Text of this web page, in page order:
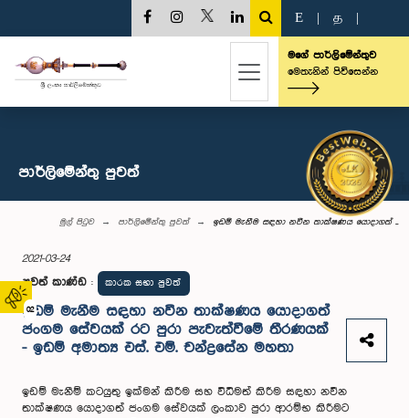
02
E த
මගේ පාර්ලිමේන්තුව
මෙතැනින් පිවිසෙන්න
පාර්ලි‌මේන්තු පුවත්
මුල් පිටුව පාර්ලි‌මේන්තු පුවත් ඉඩම් මැනීම සඳහා නවීන තාක්ෂණය යොදාගත් ...
2021-03-24
පුවත් කාණ්ඩ : කාරක සභා පුවත්
ඉඩම් මැනීම සඳහා නවීන තාක්ෂණය යොදාගත්
ජංගම සේවයක් රට පුරා පැවැත්වීමේ තීරණයක්
- ඉඩම් අමාත්‍ය එස්. එම්. චන්ද්‍රසේන මහතා
ඉඩම් මැනීම් කටයුතු ඉක්මන් කිරීම සහ විධිමත් කිරීම සඳහා නවීන
තාක්ෂණය යොදාගත් ජංගම සේවයක් ලංකාව පුරා ආරම්භ කිරීමට